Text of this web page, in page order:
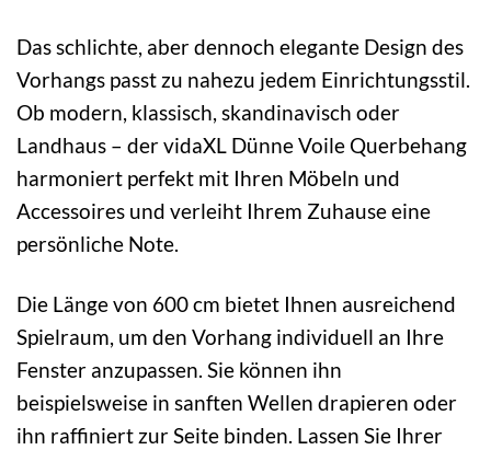
Das schlichte, aber dennoch elegante Design des
Vorhangs passt zu nahezu jedem Einrichtungsstil.
Ob modern, klassisch, skandinavisch oder
Landhaus – der vidaXL Dünne Voile Querbehang
harmoniert perfekt mit Ihren Möbeln und
Accessoires und verleiht Ihrem Zuhause eine
persönliche Note.
Die Länge von 600 cm bietet Ihnen ausreichend
Spielraum, um den Vorhang individuell an Ihre
Fenster anzupassen. Sie können ihn
beispielsweise in sanften Wellen drapieren oder
ihn raffiniert zur Seite binden. Lassen Sie Ihrer